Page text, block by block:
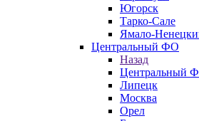
Югорск
Тарко-Сале
Ямало-
Центральный ФО
Назад
Центральный
Липецк
Москва
Орел